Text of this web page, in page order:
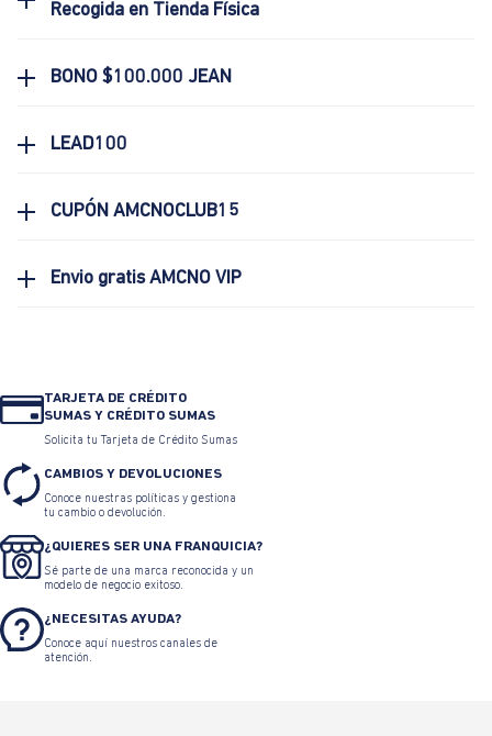
Recogida en Tienda Física
BONO $100.000 JEAN
LEAD100
CUPÓN AMCNOCLUB15
Envio gratis AMCNO VIP
TARJETA DE CRÉDITO
SUMAS Y CRÉDITO SUMAS
Solicita tu Tarjeta de Crédito Sumas
CAMBIOS Y DEVOLUCIONES
Conoce nuestras políticas y gestiona
tu cambio o devolución.
¿QUIERES SER UNA FRANQUICIA?
Sé parte de una marca reconocida y un
modelo de negocio exitoso.
¿NECESITAS AYUDA?
Conoce aquí nuestros canales de
atención.